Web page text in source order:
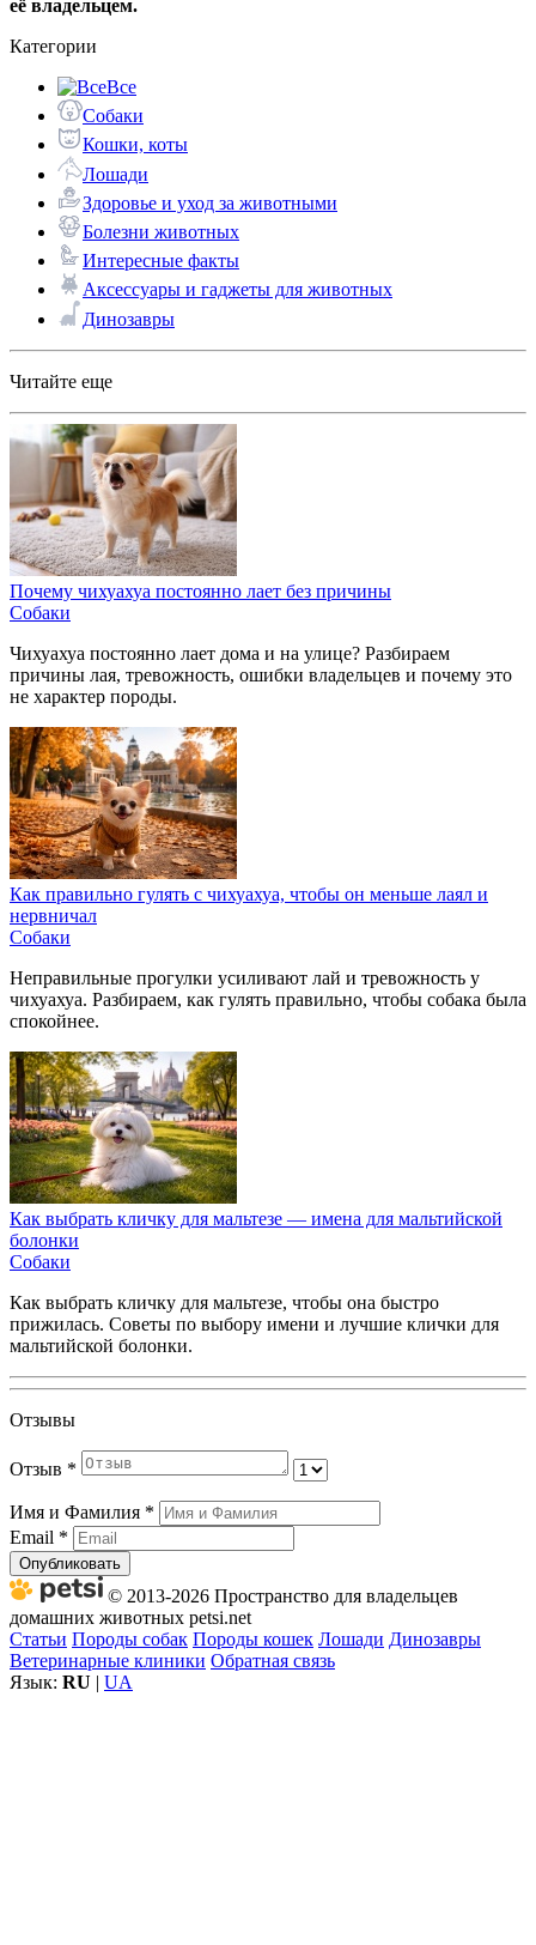
её владельцем.
Категории
Все
Собаки
Кошки, коты
Лошади
Здоровье и уход за животными
Болезни животных
Интересные факты
Аксессуары и гаджеты для животных
Динозавры
Читайте еще
Почему чихуахуа постоянно лает без причины
Собаки
Чихуахуа постоянно лает дома и на улице? Разбираем
причины лая, тревожность, ошибки владельцев и почему это
не характер породы.
Как правильно гулять с чихуахуа, чтобы он меньше лаял и
нервничал
Собаки
Неправильные прогулки усиливают лай и тревожность у
чихуахуа. Разбираем, как гулять правильно, чтобы собака была
спокойнее.
Как выбрать кличку для мальтезе — имена для мальтийской
болонки
Собаки
Как выбрать кличку для мальтезе, чтобы она быстро
прижилась. Советы по выбору имени и лучшие клички для
мальтийской болонки.
Отзывы
Отзыв *
Имя и Фамилия *
Email *
Опубликовать
© 2013-2026 Пространство для владельцев
домашних животных petsi.net
Статьи Породы собак Породы кошек Лошади Динозавры
Ветеринарные клиники Обратная связь
Язык: RU | UA